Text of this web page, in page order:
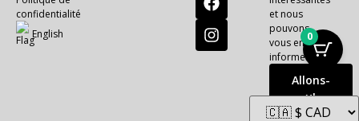
confidentialité
English
et nous
pouvons
vous en
informer !
Allons-
y!
0